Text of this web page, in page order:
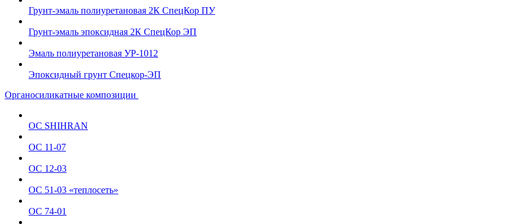
Грунт-эмаль полиуретановая 2К СпецКор ПУ
Грунт-эмаль эпоксидная 2К СпецКор ЭП
Эмаль полиуретановая УР-1012
Эпоксидный грунт Спецкор-ЭП
Органосиликатные композиции
ОС SHIHRAN
ОС 11-07
ОС 12-03
ОС 51-03 «теплосеть»
ОС 74-01